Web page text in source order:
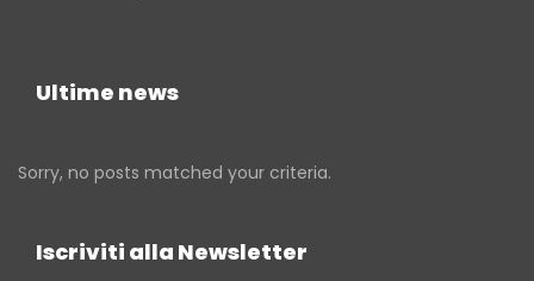
Ultime news
Sorry, no posts matched your criteria.
Iscriviti alla Newsletter